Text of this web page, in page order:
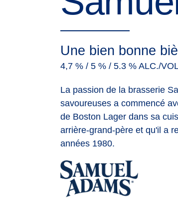
Une bien bonne
4,7 % / 5 % / 5.3 % ALC./
La passion de la brasserie
savoureuses a commencé
de Boston Lager dans sa
arrière-grand-père et qu'il a
années 1980.